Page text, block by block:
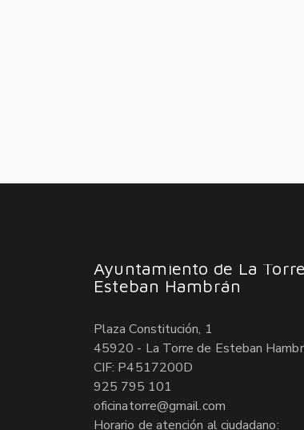
Ayuntamiento de La
Esteban Hambrán
Plaza Constitución, 1
45920 - La Torre de Esteban
CIF: P4517200D
925 795 101
oficinatorre@gmail.com
Horario de atención al ciudadano: